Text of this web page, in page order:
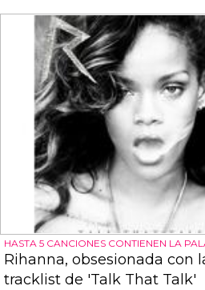
HASTA 5 CANCIONES CONTIENEN LA
Rihanna, obsesionada con
tracklist de 'Talk That Talk'